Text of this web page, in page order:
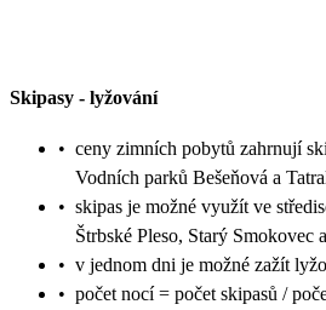
Skipasy - lyžování
• ceny zimních pobytů zahrnují
Vodních parků Bešeňová a
• skipas je možné využít ve
Štrbské Pleso, Starý Smokovec
• v jednom dni je možné zažít
• počet nocí = počet skipasů /